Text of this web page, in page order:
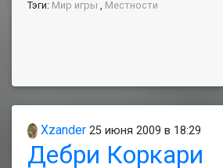
Тэги: Мир игры , Местности
Xzander 25 июня 2009 в 18:29
Дебри Коркари